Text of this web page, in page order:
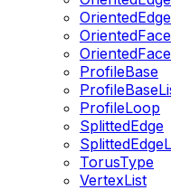
OrientedFace
ProfileBase
ProfileLoop
SplittedEdge
TorusType
VertexList